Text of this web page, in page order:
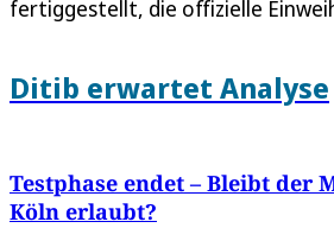
fertiggestellt, die offizielle
Ditib erwartet Analyse
Testphase endet – Bleibt der
Köln erlaubt?